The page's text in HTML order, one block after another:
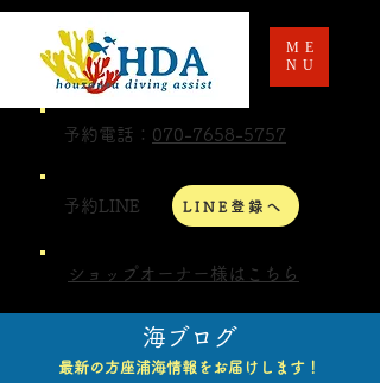
予約電話： 070-7658-5757
予約LINE LINE登録へ
ショップオーナー様はこちら
ME
NU
海ブログ
最新の方座浦海情報をお届けします！